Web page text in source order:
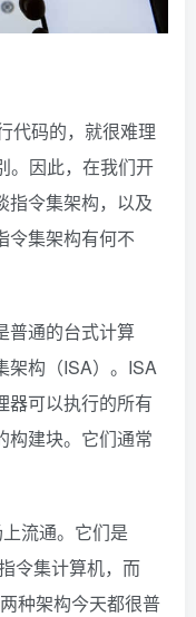
代码的，就很难理
。因此，在我们开
指令集架构，以及
令集架构有何不
普通的台式计算
架构（ISA）。ISA
器可以执行的所有
构建块。它们通常
流通。它们是
令集计算机，而
种架构今天都很普